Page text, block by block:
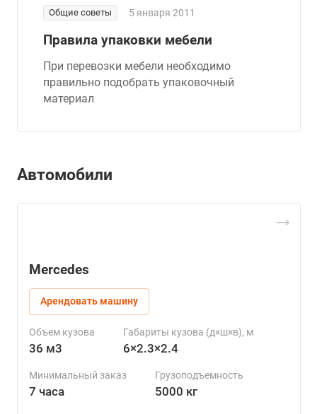
Общие советы 5 января 2011
Правила упаковки мебели
При перевозки мебели необходимо
правильно подобрать упаковочный
материал
Автомобили
Mercedes
Арендовать машину
Объем кузова
36 м3
Габариты кузова (д×ш×в), м
6×2.3×2.4
Минимальный заказ
7 часа
Грузоподъемность
5000 кг